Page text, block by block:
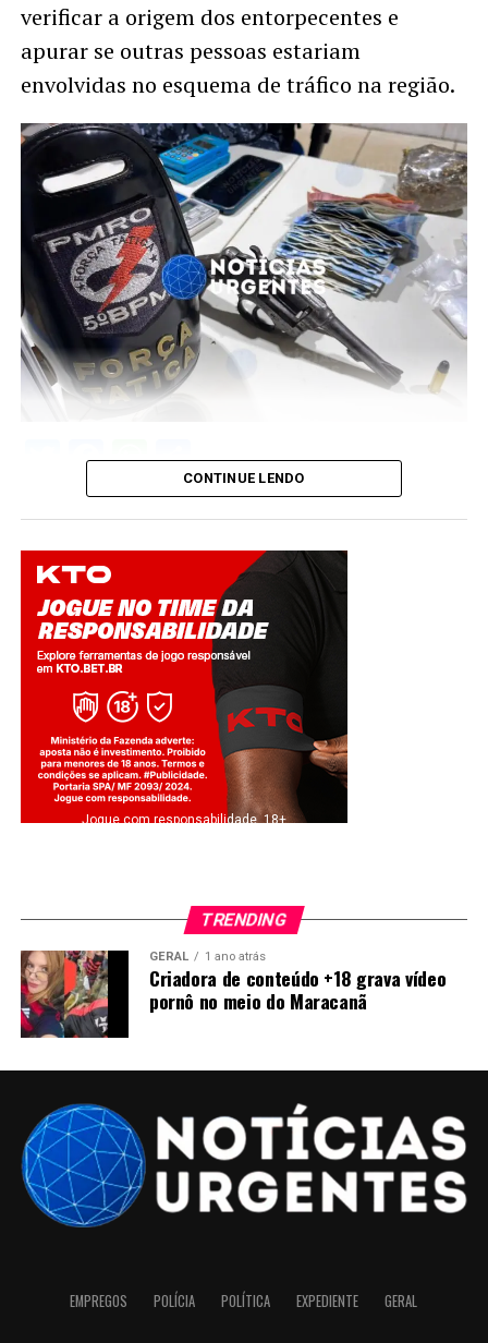
verificar a origem dos entorpecentes e
apurar se outras pessoas estariam
envolvidas no esquema de tráfico na região.
Twitter
Facebook
WhatsApp
Share
CONTINUE LENDO
Jogue com responsabilidade. 18+
TRENDING
GERAL 1 ano atrás
Criadora de conteúdo +18 grava vídeo
pornô no meio do Maracanã
EMPREGOS POLÍCIA POLÍTICA EXPEDIENTE GERAL